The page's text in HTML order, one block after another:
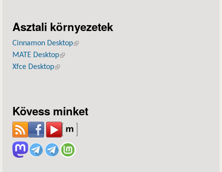
Asztali környezetek
Cinnamon Desktop(külső hivatkozás)
MATE Desktop(külső hivatkozás)
Xfce Desktop(külső hivatkozás)
Kövess minket